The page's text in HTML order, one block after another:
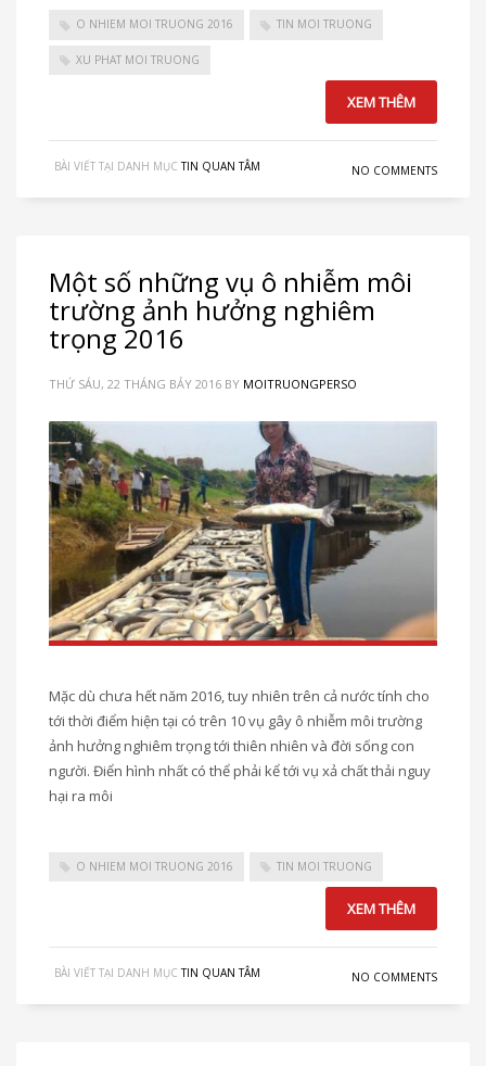
O NHIEM MOI TRUONG 2016 TIN MOI TRUONG
XU PHAT MOI TRUONG
XEM THÊM
BÀI VIẾT TẠI DANH MỤC TIN QUAN TÂM NO COMMENTS
Một số những vụ ô nhiễm môi
trường ảnh hưởng nghiêm
trọng 2016
THỨ SÁU, 22 THÁNG BẢY 2016 BY MOITRUONGPERSO
Mặc dù chưa hết năm 2016, tuy nhiên trên cả nước tính cho
tới thời điểm hiện tại có trên 10 vụ gây ô nhiễm môi trường
ảnh hưởng nghiêm trọng tới thiên nhiên và đời sống con
người. Điển hình nhất có thể phải kể tới vụ xả chất thải nguy
hại ra môi
O NHIEM MOI TRUONG 2016 TIN MOI TRUONG
XEM THÊM
BÀI VIẾT TẠI DANH MỤC TIN QUAN TÂM NO COMMENTS